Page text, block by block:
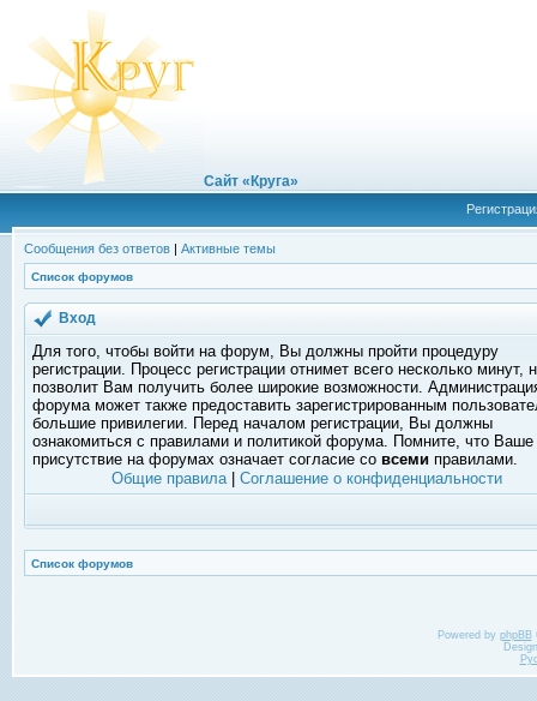
Сайт «Круга»
Сообщения без ответов | Активные темы
Список форумов
Вход
Для того, чтобы войти на форум, Вы должны пройти процедуру
регистрации. Процесс регистрации отнимет всего несколько минут,
позволит Вам получить более широкие возможности.
форума может также предоставить зарегистрированным
большие привилегии. Перед началом регистрации, Вы должны
ознакомиться с правилами и политикой форума. Помните, что Ваше
присутствие на форумах означает согласие со всеми правилами.
Общие правила| Соглашение о конфиденциальности
Список форумов
Powered by phpBB